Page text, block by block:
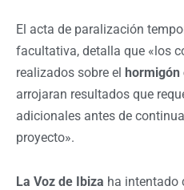
El acta de paralización
facultativa, detalla que «los
realizados sobre el hormigón
arrojaran resultados que
adicionales antes de
proyecto».
La Voz de Ibiza ha intentado